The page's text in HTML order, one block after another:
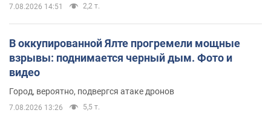
7.08.2026 14:51 2,2 т.
В оккупированной Ялте прогремели мощные
взрывы: поднимается черный дым. Фото и
видео
Город, вероятно, подвергся атаке дронов
7.08.2026 13:26 5,5 т.